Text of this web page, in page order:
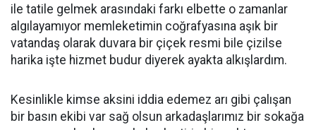
ile tatile gelmek arasındaki farkı elbette o zamanlar
algılayamıyor memleketimin coğrafyasına aşık bir
vatandaş olarak duvara bir çiçek resmi bile çizilse
harika işte hizmet budur diyerek ayakta alkışlardım.
Kesinlikle kimse aksini iddia edemez arı gibi çalışan
bir basın ekibi var sağ olsun arkadaşlarımız bir sokağa